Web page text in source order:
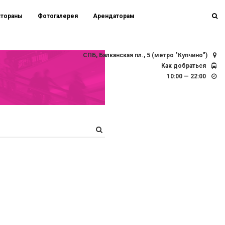
Фотогалерея Арендаторам
СПБ, Балканская пл., 5 (метро "Купчино")
Как добраться
10:00 — 22:00